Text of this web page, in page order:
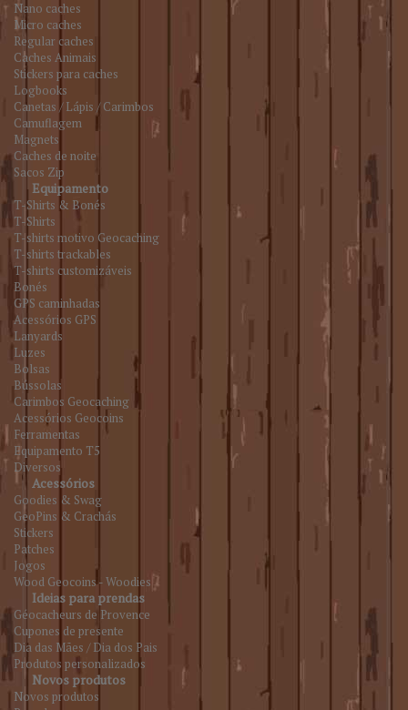
Nano caches
Micro caches
Regular caches
Caches Animais
Stickers para caches
Logbooks
Canetas / Lápis / Carimbos
Camuflagem
Magnets
Caches de noite
Sacos Zip
Equipamento
T-Shirts & Bonés
T-Shirts
T-shirts motivo Geocaching
T-shirts trackables
T-shirts customizáveis
Bonés
GPS caminhadas
Acessórios GPS
Lanyards
Luzes
Bolsas
Bússolas
Carimbos Geocaching
Acessórios Geocoins
Ferramentas
Equipamento T5
Diversos
Acessórios
Goodies & Swag
GeoPins & Crachás
Stickers
Patches
Jogos
Wood Geocoins - Woodies
Ideias para prendas
Géocacheurs de Provence
Cupones de presente
Dia das Mães / Dia dos Pais
Produtos personalizados
Novos produtos
Novos produtos